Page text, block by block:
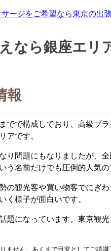
ージをご希望なら東京の出張
なら銀座エリ
報
でで構成しており、高級ブ
アです。
り問題にもなりましたが、全
う名前だけでも圧倒的人気の
の観光客や買い物客でにぎ
く様子が面白いです。
題になっています。東京観
せん。あくまで目安としてご認